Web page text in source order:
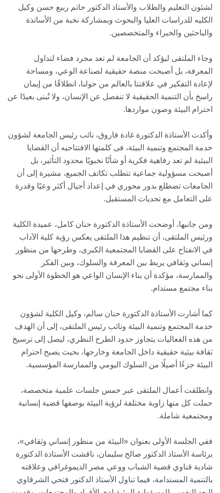
لشئون التعليم والطلاب والأستاذ الدكتور حاتم ربيع حسن وكيل
الكليه للدراسات العليا والبحوث وبمشاركة نخبة من الأساتذة
والباحثين والخبراء والمتخصصين.
وجاء الملتقى ليؤكد أن الجامعة لم تعد مجرد فضاء لتداول
المعرفة، بل أصبحت منصة حقيقية لصناعة الوعي، ومساحة
لإعادة التفكير في علاقتنا بالعالم من حولنا، انطلاقًا من إيمان
راسخ بأن التنمية الحقيقية لا تنفصل عن الإنسان، ولا تُبنى بعيدًا عن
احترام البيئة وصون مواردها.
وأكدت الأستاذة الدكتورة غادة فاروق، نائب رئيس الجامعة لشؤون
خدمة المجتمع وتنمية البيئة، فى كلمتها الافتتاحيه أن القضايا
البيئية لم تعد رفاهية فكرية أو شأنًا نخبويًا محدود التأثير، بل
أصبحت مسؤولية جماعية تتطلب تكاتف الجميع، مشيرة إلى أن
الجامعات تضطلع بدور محوري في إعداد أجيال أكثر وعيًا وقدرة
على التعامل مع تحديات المستقبل.
ومن جانبها، أوضحت الأستاذة الدكتورة حنان كامل، عميدة الكلية
ورئيس الملتقى، أن تنظيم هذا الملتقى يعكس رؤية كلية الآداب
في الانفتاح على القضايا المجتمعية الكبرى، وطرحها من منظور
إنساني وثقافي يربط بين المعرفة والسلوك، وبين الفكر
والممارسة، مؤكدة أن بناء الإنسان الواعي هو الخطوة الأولى نحو
بناء مجتمع مستدام.
كما أشارت الأستاذة الدكتورة حنان سالم، وكيل الكلية لشؤون
خدمة المجتمع وتنمية البيئة ونائب رئيس الملتقى، إلى أن الهدف
من هذه الفعاليات يتجاوز حدود الطرح النظري، ليصل إلى ترسيخ
ثقافة بيئية حقيقية داخل الجامعة وخارجها، بحيث يصبح احترام
البيئة جزءًا أصيلًا من السلوك اليومي والممارسة المؤسسية.
وانطلقت أعمال الملتقى عبر خمس جلسات علمية متخصصة،
حملت كل منها زاوية مختلفة لرؤية البيئة بوصفها قضية إنسانية
ومجتمعية شاملة.
ففي الجلسة الأولى بعنوان «البيئة من منظور إنساني وثقافي»،
برئاسة الأستاذ الدكتور صالح سليمان، ناقشت الأستاذة الدكتورة
شادية قناوي قضية الشباب ووعي مصر الديموغرافي وعلاقته
بالتنمية المستدامة، فيما تناول الأستاذ الدكتور فتحي الشرقاوي